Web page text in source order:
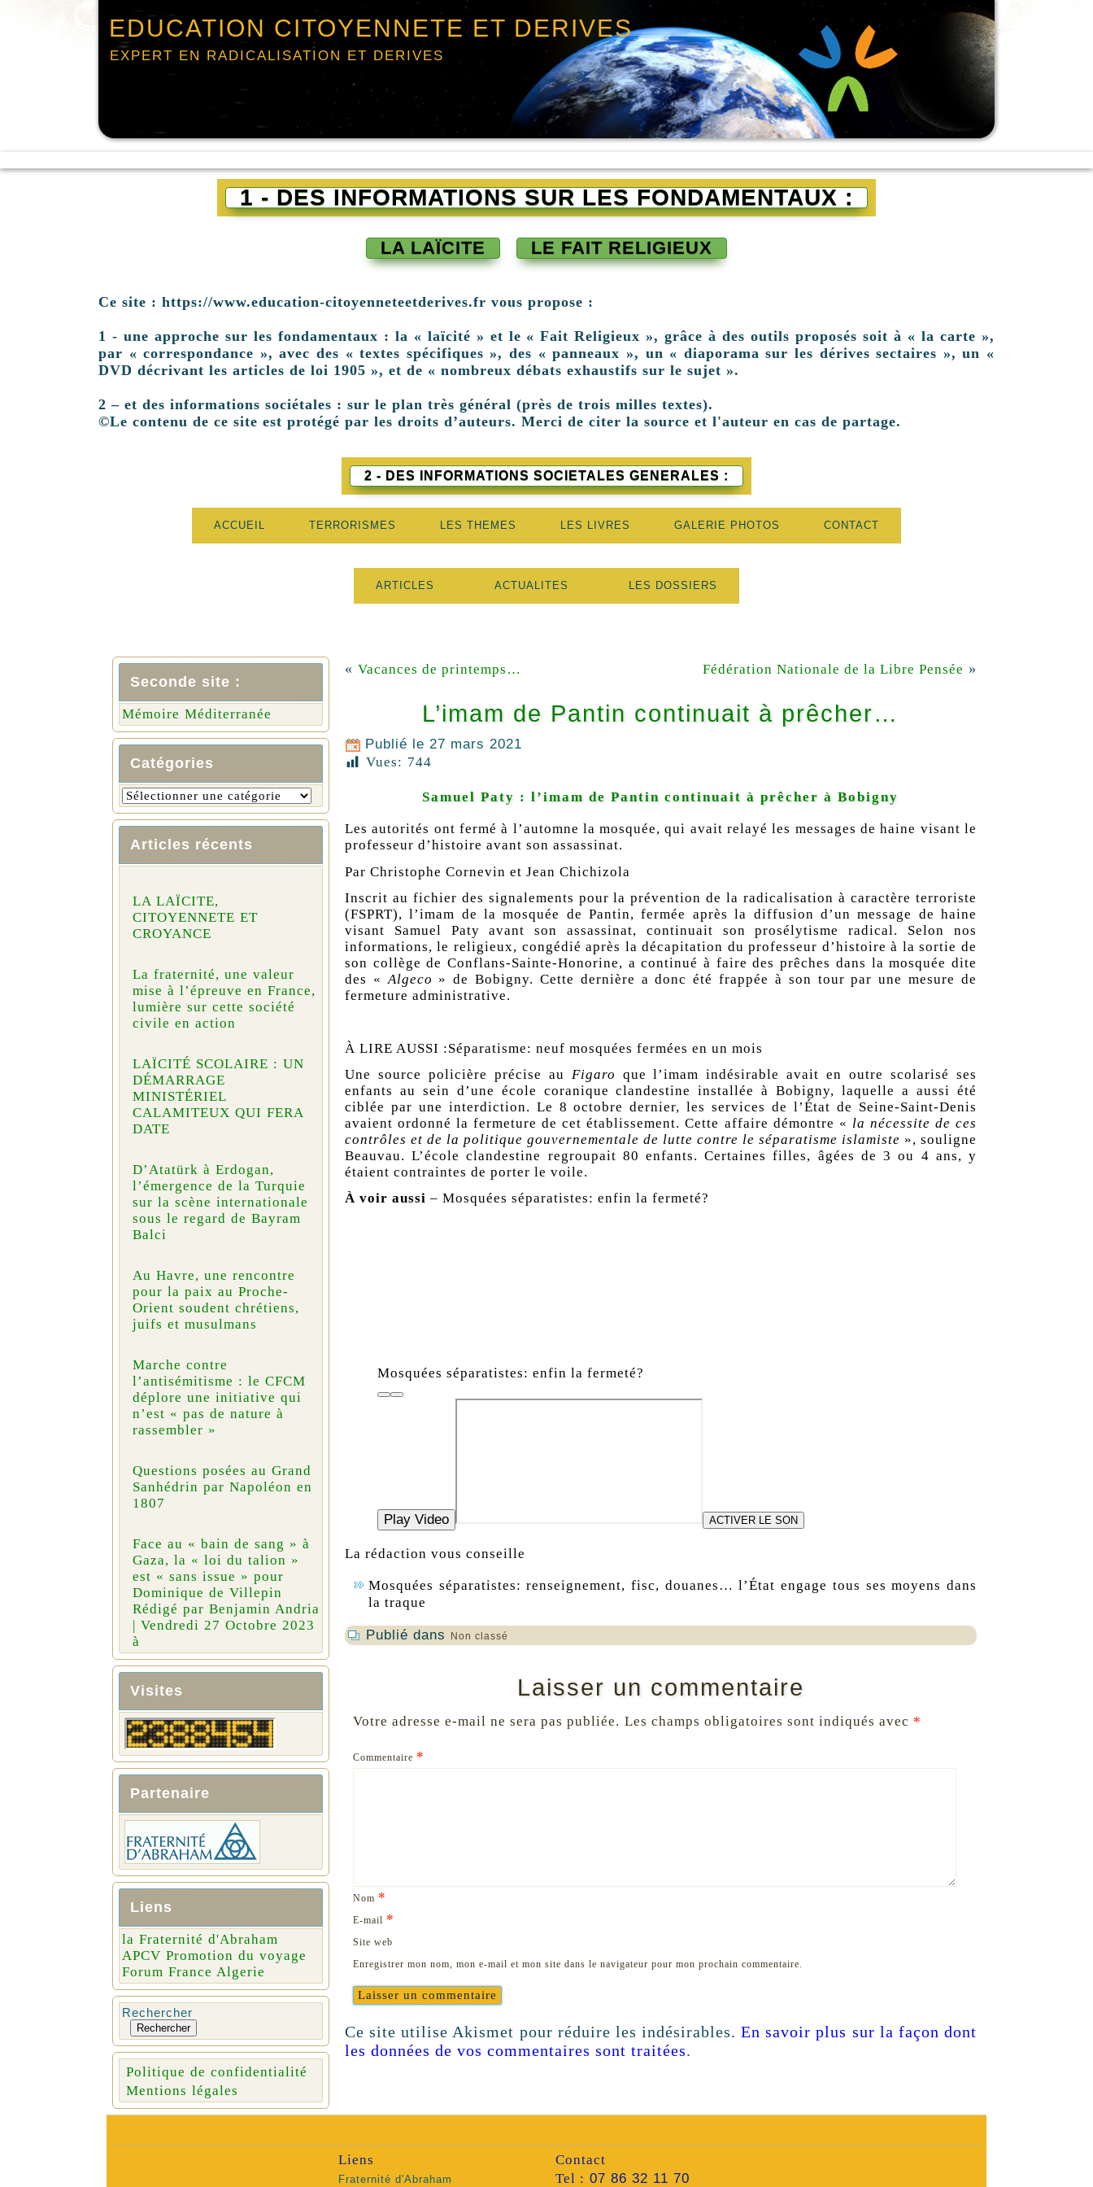
EDUCATION CITOYENNETE ET DERIVES
EXPERT EN RADICALISATION ET DERIVES
1 - DES INFORMATIONS SUR LES FONDAMENTAUX :
LA LAÏCITE LE FAIT RELIGIEUX
Ce site : https://www.education-citoyenneteetderives.fr vous propose :
1 - une approche sur les fondamentaux : la « laïcité » et le « Fait Religieux », grâce à des outils proposés soit à « la carte »,
par « correspondance », avec des « textes spécifiques », des « panneaux », un « diaporama sur les dérives sectaires », un «
DVD décrivant les articles de loi 1905 », et de « nombreux débats exhaustifs sur le sujet ».
2 – et des informations sociétales : sur le plan très général (près de trois milles textes).
©Le contenu de ce site est protégé par les droits d’auteurs. Merci de citer la source et l'auteur en cas de partage.
2 - DES INFORMATIONS SOCIETALES GENERALES :
ACCUEIL TERRORISMES LES THEMES LES LIVRES GALERIE PHOTOS CONTACT
ARTICLES ACTUALITES LES DOSSIERS
Seconde site :
Mémoire Méditerranée
Catégories
Articles récents
LA LAÏCITE,
CITOYENNETE ET
CROYANCE
La fraternité, une valeur
mise à l’épreuve en France,
lumière sur cette société
civile en action
LAÏCITÉ SCOLAIRE : UN
DÉMARRAGE
MINISTÉRIEL
CALAMITEUX QUI FERA
DATE
D’Atatürk à Erdogan,
l’émergence de la Turquie
sur la scène internationale
sous le regard de Bayram
Balci
Au Havre, une rencontre
pour la paix au Proche-
Orient soudent chrétiens,
juifs et musulmans
Marche contre
l’antisémitisme : le CFCM
déplore une initiative qui
n’est « pas de nature à
rassembler »
Questions posées au Grand
Sanhédrin par Napoléon en
1807
Face au « bain de sang » à
Gaza, la « loi du talion »
est « sans issue » pour
Dominique de Villepin
Rédigé par Benjamin Andria
| Vendredi 27 Octobre 2023
à
Visites
Partenaire
Liens
la Fraternité d'Abraham
APCV Promotion du voyage
Forum France Algerie
Rechercher
Rechercher
Politique de confidentialité
Mentions légales
« Vacances de printemps… Fédération Nationale de la Libre Pensée »
L’imam de Pantin continuait à prêcher…
Publié le 27 mars 2021
Vues: 744
Samuel Paty : l’imam de Pantin continuait à prêcher à Bobigny
Les autorités ont fermé à l’automne la mosquée, qui avait relayé les messages de haine visant le
professeur d’histoire avant son assassinat.
Par Christophe Cornevin et Jean Chichizola
Inscrit au fichier des signalements pour la prévention de la radicalisation à caractère terroriste
(FSPRT), l’imam de la mosquée de Pantin, fermée après la diffusion d’un message de haine
visant Samuel Paty avant son assassinat, continuait son prosélytisme radical. Selon nos
informations, le religieux, congédié après la décapitation du professeur d’histoire à la sortie de
son collège de Conflans-Sainte-Honorine, a continué à faire des prêches dans la mosquée dite
des « Algeco » de Bobigny. Cette dernière a donc été frappée à son tour par une mesure de
fermeture administrative.
À LIRE AUSSI :Séparatisme: neuf mosquées fermées en un mois
Une source policière précise au Figaro que l’imam indésirable avait en outre scolarisé ses
enfants au sein d’une école coranique clandestine installée à Bobigny, laquelle a aussi été
ciblée par une interdiction. Le 8 octobre dernier, les services de l’État de Seine-Saint-Denis
avaient ordonné la fermeture de cet établissement. Cette affaire démontre « la nécessite de ces
contrôles et de la politique gouvernementale de lutte contre le séparatisme islamiste », souligne
Beauvau. L’école clandestine regroupait 80 enfants. Certaines filles, âgées de 3 ou 4 ans, y
étaient contraintes de porter le voile.
À voir aussi – Mosquées séparatistes: enfin la fermeté?
Mosquées séparatistes: enfin la fermeté?
Play Video ACTIVER LE SON
La rédaction vous conseille
Mosquées séparatistes: renseignement, fisc, douanes… l’État engage tous ses moyens dans
la traque
Publié dans Non classé
Laisser un commentaire
Votre adresse e-mail ne sera pas publiée. Les champs obligatoires sont indiqués avec *
Commentaire *
Nom *
E-mail *
Site web
Enregistrer mon nom, mon e-mail et mon site dans le navigateur pour mon prochain commentaire.
Ce site utilise Akismet pour réduire les indésirables.En savoir plus sur la façon dont
les données de vos commentaires sont traitées.
Liens
Fraternité d'Abraham
Contact
Tel : 07 86 32 11 70